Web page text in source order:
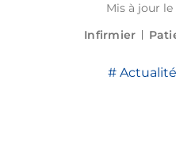
Mis à jour le
Infirmier